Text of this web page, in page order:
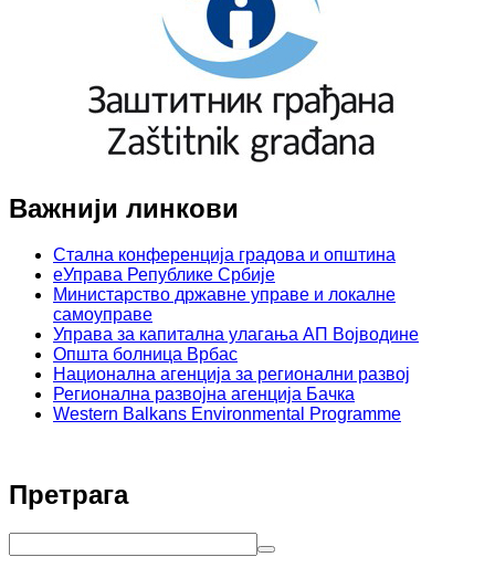
Важнији линкови
Стална конференција градова и општина
еУправа Републике Србије
Министарство државне управе и локалне
самоуправе
Управа за капитална улагања АП Војводине
Општа болница Врбас
Национална агенција за регионални развој
Регионална развојна агенција Бачка
Western Balkans Environmental Programme
Претрага